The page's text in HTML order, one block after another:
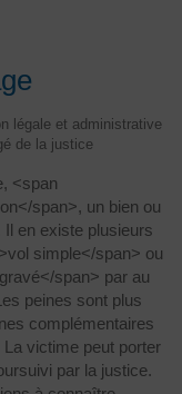
légale et administrative
de la justice
<span
span>, un bien ou
en existe plusieurs
simple</span> ou
span> par au
peines sont plus
complémentaires
victime peut porter
par la justice.